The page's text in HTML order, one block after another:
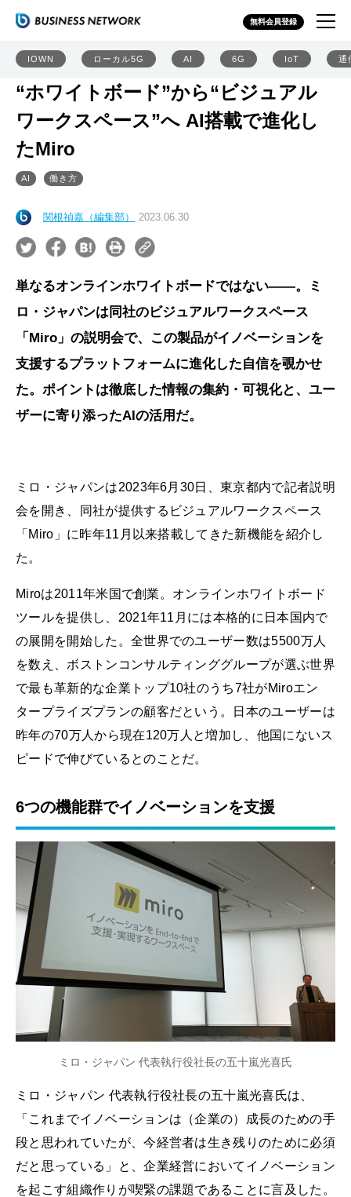
無料会員登録
IOWN ローカル5G AI 6G IoT 通
“ホワイトボード”から“ビジュアル
ワークスペース”へ AI搭載で進化し
たMiro
AI 働き方
関根禎嘉（編集部） 2023.06.30
単なるオンラインホワイトボードではない――。ミ
ロ・ジャパンは同社のビジュアルワークスペース
「Miro」の説明会で、この製品がイノベーションを
支援するプラットフォームに進化した自信を覗かせ
た。ポイントは徹底した情報の集約・可視化と、ユー
ザーに寄り添ったAIの活用だ。
ミロ・ジャパンは2023年6月30日、東京都内で記者説明
会を開き、同社が提供するビジュアルワークスペース
「Miro」に昨年11月以来搭載してきた新機能を紹介し
た。
Miroは2011年米国で創業。オンラインホワイトボード
ツールを提供し、2021年11月には本格的に日本国内で
の展開を開始した。全世界でのユーザー数は5500万人
を数え、ボストンコンサルティンググループが選ぶ世界
で最も革新的な企業トップ10社のうち7社がMiroエン
タープライズプランの顧客だという。日本のユーザーは
昨年の70万人から現在120万人と増加し、他国にないス
ピードで伸びているとのことだ。
6つの機能群でイノベーションを支援
ミロ・ジャパン 代表執行役社長の五十嵐光喜氏
ミロ・ジャパン 代表執行役社長の五十嵐光喜氏は、
「これまでイノベーションは（企業の）成長のための手
段と思われていたが、今経営者は生き残りのために必須
だと思っている」と、企業経営においてイノベーション
を起こす組織作りが喫緊の課題であることに言及した。